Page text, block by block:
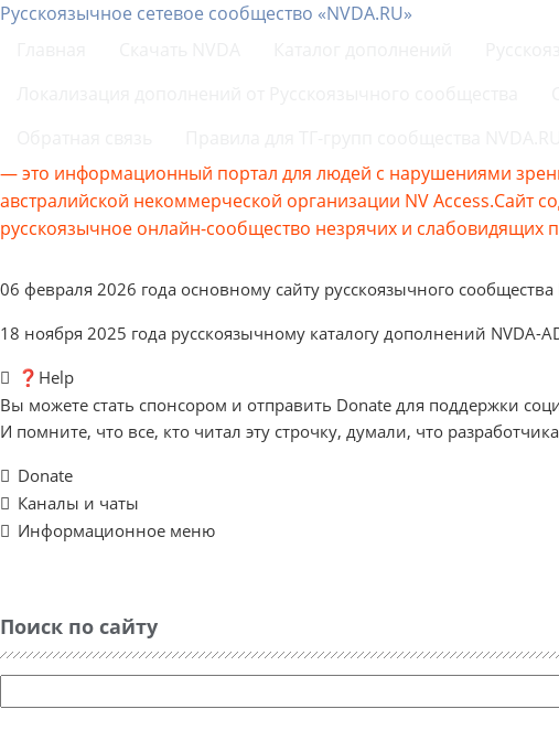
Русскоязычное сетевое сообщество «NVDA.RU»
— это информационный портал для людей с нарушениями
австралийской некоммерческой организации NV
русскоязычное онлайн-сообщество незрячих и слабовидящих
06 февраля 2026 года основному сайту русскоязычного
18 ноября 2025 года русскоязычному каталогу дополнений NVDA-
❓Help
Вы можете стать спонсором и отправить Donate для поддержки
И помните, что все, кто читал эту строчку, думали, что
Donate
Каналы и чаты
Информационное меню
Поиск по сайту